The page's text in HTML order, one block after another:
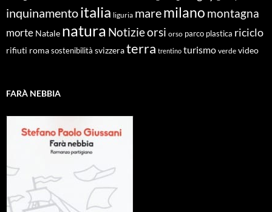
inquinamentoitalia liguria maremilano montagna
morte Natale natura Notizieorsi orso parco plastica riciclo
rifiuti roma sostenibilità svizzeraterra trentino turismo verde video
FARÀ NEBBIA